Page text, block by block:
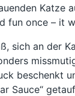
Katze
fun once – it
sich an der
beschenkt
Sauce“